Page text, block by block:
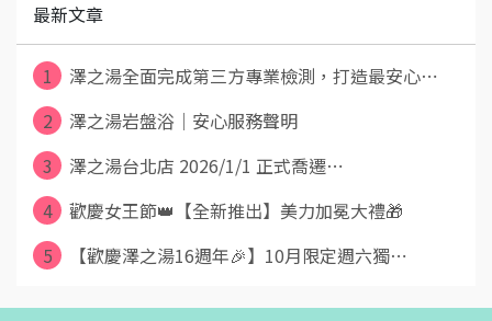
最新文章
1
澤之湯全面完成第三方專業檢測，打造最安心⋯
2
澤之湯岩盤浴｜安心服務聲明
3
澤之湯台北店 2026/1/1 正式喬遷⋯
4
歡慶女王節👑【全新推出】美力加冕大禮🎁
5
【歡慶澤之湯16週年🎉】10月限定週六獨⋯